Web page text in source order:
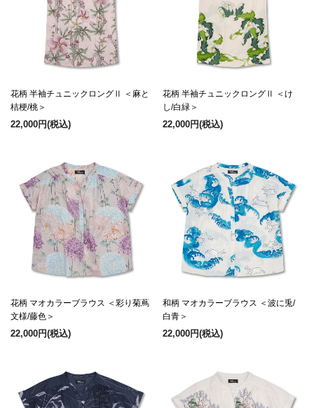
花柄 半袖チュニックロングⅡ ＜麻と
桔梗/桃＞
22,000円(税込)
花柄 半袖チュニックロングⅡ ＜け
し/白緑＞
22,000円(税込)
花柄 マオカラーブラウス ＜彩り菊蔦
文様/藤色＞
22,000円(税込)
和柄 マオカラーブラウス ＜波に兎/
白青＞
22,000円(税込)